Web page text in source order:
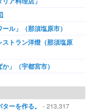
ル」（那須塩原市）
トラン洋燈（那須塩原
」（宇都宮市）
ーを作る。
- 213,317